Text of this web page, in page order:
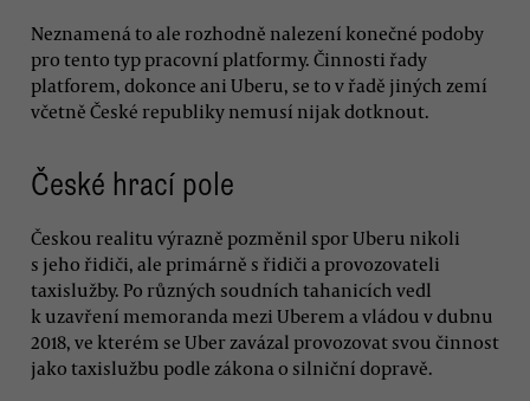
Neznamená to ale rozhodně nalezení konečné podoby
pro tento typ pracovní platformy. Činnosti řady
platforem, dokonce ani Uberu, se to v řadě jiných zemí
včetně České republiky nemusí nijak dotknout.
České hrací pole
Českou realitu výrazně pozměnil spor Uberu nikoli
s jeho řidiči, ale primárně s řidiči a provozovateli
taxislužby. Po různých soudních tahanicích vedl
k uzavření memoranda mezi Uberem a vládou v dubnu
2018, ve kterém se Uber zavázal provozovat svou činnost
jako taxislužbu podle zákona o silniční dopravě.